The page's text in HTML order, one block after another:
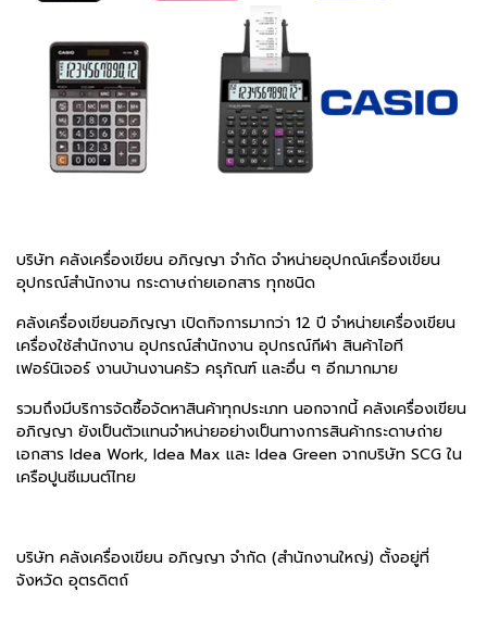
บริษัท คลังเครื่องเขียน อภิญญา จำกัด จำหน่ายอุปกณ์เครื่องเขียน
อุปกรณ์สำนักงาน กระดาษถ่ายเอกสาร ทุกชนิด
คลังเครื่องเขียนอภิญญา เปิดกิจการมากว่า 12 ปี จำหน่ายเครื่องเขียน
เครื่องใช้สำนักงาน อุปกรณ์สำนักงาน อุปกรณ์กีฬา สินค้าไอที
เฟอร์นิเจอร์ งานบ้านงานครัว ครุภัณฑ์ และอื่น ๆ อีกมากมาย
รวมถึงมีบริการจัดซื้อจัดหาสินค้าทุกประเภท นอกจากนี้ คลังเครื่องเขียน
อภิญญา ยังเป็นตัวแทนจำหน่ายอย่างเป็นทางการสินค้ากระดาษถ่าย
เอกสาร Idea Work, Idea Max และ Idea Green จากบริษัท SCG ใน
เครือปูนซีเมนต์ไทย
บริษัท คลังเครื่องเขียน อภิญญา จำกัด (สำนักงานใหญ่) ตั้งอยู่ที่
จังหวัด อุตรดิตถ์